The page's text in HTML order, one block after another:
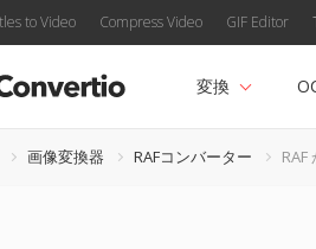
to Video Compress Video GIF Editor
変換
画像変換器 RAFコンバーター RAF